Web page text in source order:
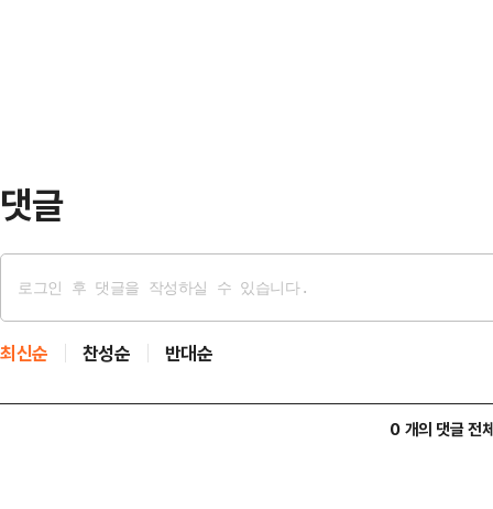
댓글
최신순 찬성순 반대순
0 개의 댓글 전